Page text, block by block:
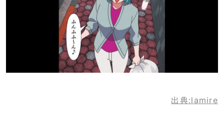
出典:lamire